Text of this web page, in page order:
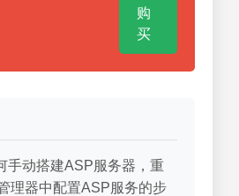
购
买
手动搭建ASP服务器，重
理器中配置ASP服务的步